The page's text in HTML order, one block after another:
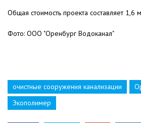
Общая стоимость проекта составляет 1,6
Фото: ООО "Оренбург Водоканал"
очистные сооружения канализации
Экополимер